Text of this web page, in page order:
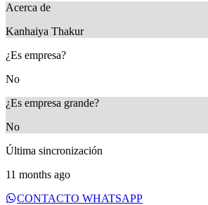
Acerca de
Kanhaiya Thakur
¿Es empresa?
No
¿Es empresa grande?
No
Última sincronización
11 months ago
CONTACTO WHATSAPP